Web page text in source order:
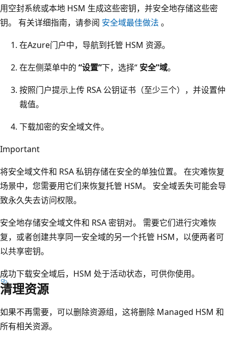
用空封系统或本地 HSM 生成这些密钥，并安全地存储这些密
钥。 有关详细指南，请参阅 安全域最佳做法 。
在Azure门户中，导航到托管 HSM 资源。
在左侧菜单中的 “设置”下，选择“ 安全”域。
按照门户提示上传 RSA 公钥证书（至少三个），并设置仲
裁值。
下载加密的安全域文件。
Important
将安全域文件和 RSA 私钥存储在安全的单独位置。 在灾难恢复
场景中，您需要用它们来恢复托管 HSM。 安全域丢失可能会导
致永久失去访问权限。
安全地存储安全域文件和 RSA 密钥对。 需要它们进行灾难恢
复，或者创建共享同一安全域的另一个托管 HSM，以便两者可
以共享密钥。
成功下载安全域后，HSM 处于活动状态，可供你使用。
清理资源
如果不再需要，可以删除资源组，这将删除 Managed HSM 和
所有相关资源。